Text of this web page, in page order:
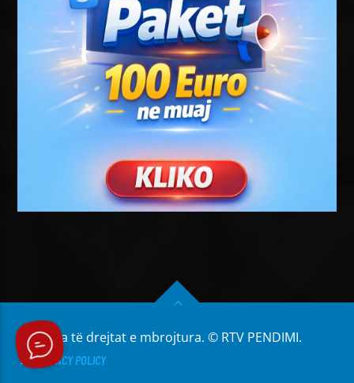
Të gjitha të drejtat e mbrojtura. © RTV PENDIMI.
PRIVACY POLICY